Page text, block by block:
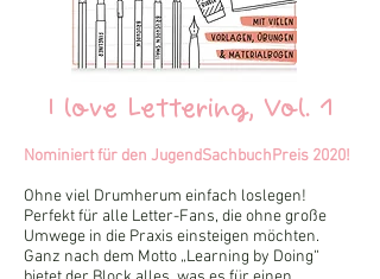
I love Lettering, Vol. 1
Nominiert für den JugendSachbuchPreis 2020!
Ohne viel Drumherum einfach loslegen!
Perfekt für alle Letter-Fans, die ohne große
Umwege in die Praxis einsteigen möchten.
Ganz nach dem Motto „Learning by Doing“